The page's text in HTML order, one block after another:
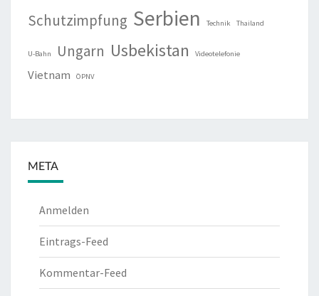
Schutzimpfung Serbien Technik Thailand
U-Bahn Ungarn Usbekistan Videotelefonie
Vietnam ÖPNV
META
Anmelden
Eintrags-Feed
Kommentar-Feed